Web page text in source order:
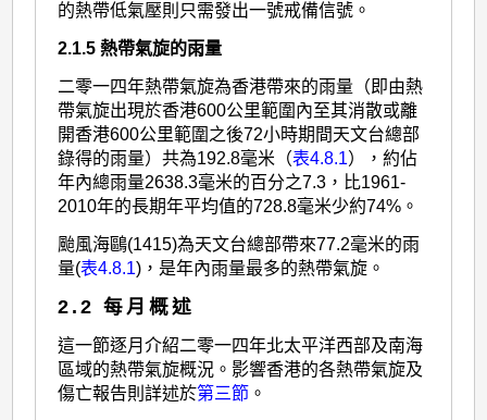
的熱帶低氣壓則只需發出一號戒備信號。
2.1.5 熱帶氣旋的雨量
二零一四年熱帶氣旋為香港帶來的雨量（即由熱
帶氣旋出現於香港600公里範圍內至其消散或離
開香港600公里範圍之後72小時期間天文台總部
錄得的雨量）共為192.8毫米（表4.8.1），約佔
年內總雨量2638.3毫米的百分之7.3，比1961-
2010年的長期年平均值的728.8毫米少約74%。
颱風海鷗(1415)為天文台總部帶來77.2毫米的雨
量(表4.8.1)，是年內雨量最多的熱帶氣旋。
2.2 每月概述
這一節逐月介紹二零一四年北太平洋西部及南海
區域的熱帶氣旋概況。影響香港的各熱帶氣旋及
傷亡報告則詳述於第三節 。